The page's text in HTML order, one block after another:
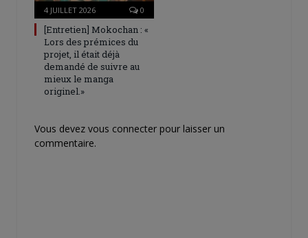
4 JUILLET 2026 0
[Entretien] Mokochan : «
Lors des prémices du
projet, il était déjà
demandé de suivre au
mieux le manga
originel.»
Vous devez vous connecter pour laisser un
commentaire.